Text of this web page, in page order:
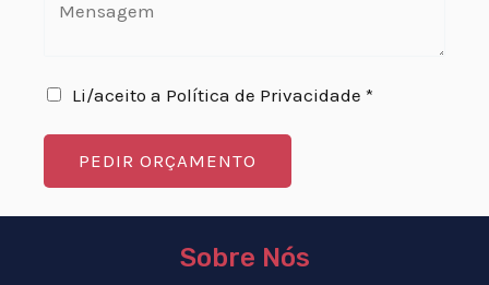
Li/aceito a Política de Privacidade *
PEDIR ORÇAMENTO
Sobre Nós